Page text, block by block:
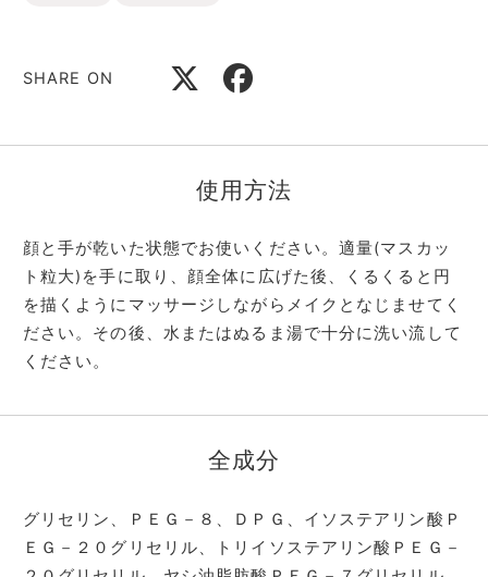
SHARE ON
使用方法
顔と手が乾いた状態でお使いください。適量(マスカッ
ト粒大)を手に取り、顔全体に広げた後、くるくると円
を描くようにマッサージしながらメイクとなじませてく
ださい。その後、水またはぬるま湯で十分に洗い流して
ください。
全成分
グリセリン、ＰＥＧ－８、ＤＰＧ、イソステアリン酸Ｐ
ＥＧ－２０グリセリル、トリイソステアリン酸ＰＥＧ－